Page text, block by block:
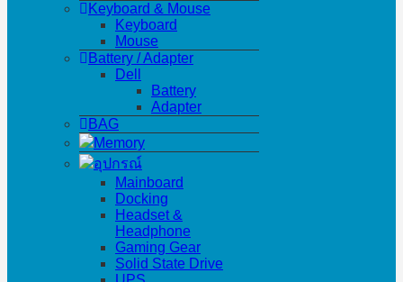
Keyboard & Mouse
Keyboard
Mouse
Battery / Adapter
Dell
Battery
Adapter
BAG
Memory
อุปกรณ์
Mainboard
Docking
Headset &
Headphone
Gaming Gear
Solid State Drive